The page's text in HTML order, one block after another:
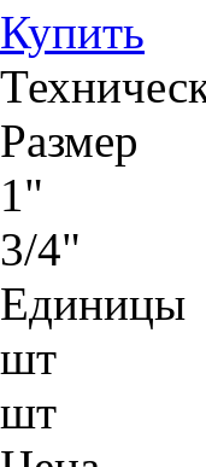
Купить
Размер
1"
3/4"
Единицы
шт
шт